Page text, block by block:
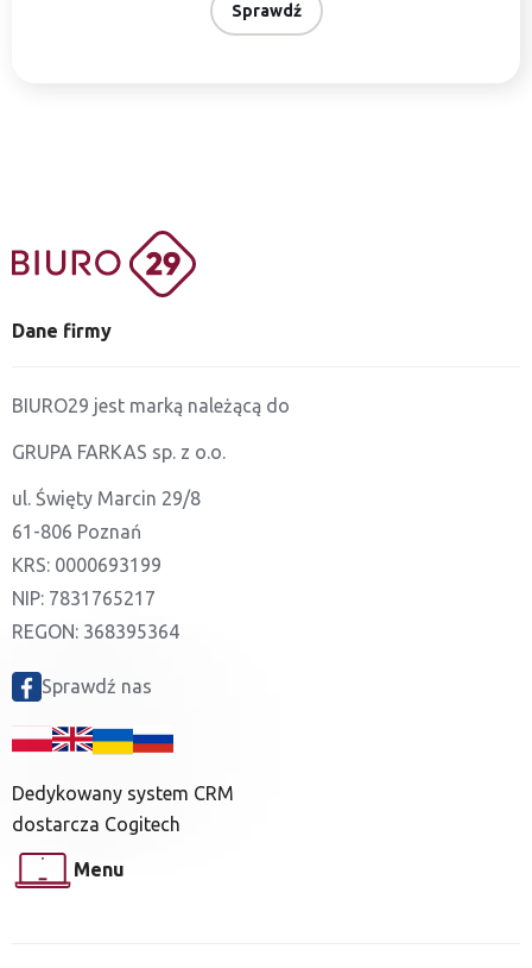
Sprawdź
Dane firmy
BIURO29 jest marką należącą do
GRUPA FARKAS sp. z o.o.
ul. Święty Marcin 29/8
61-806 Poznań
KRS: 0000693199
NIP: 7831765217
REGON: 368395364
Sprawdź nas
Dedykowany system CRM
dostarcza Cogitech
Menu